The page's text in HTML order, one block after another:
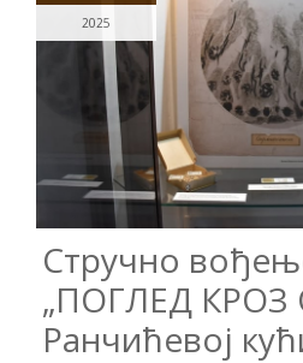
2025
Стручно
„ПОГЛЕД КРОЗ
Ранчићевој